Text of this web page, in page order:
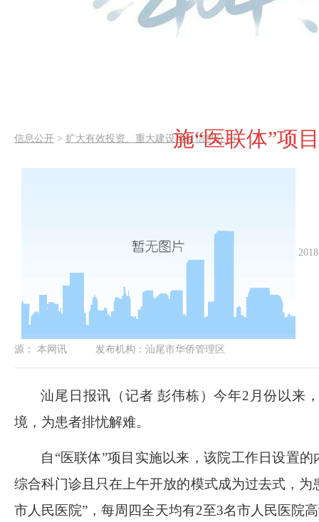
信息公开 > 扩大有效投资、重大建设项目信息公 开施“医联体”项
源： 本网讯 发布机构： 汕尾市华侨管理区
汕尾日报讯（记者 彭伟栋）今年2 月份以来
境，为患者排忧解难。
自“医联体”项目实施以来，该院工作日设置
综合科门诊且只在上午开放的模式成为过去式，
市人民医院”，每周四全天均有2至3名市人民医院